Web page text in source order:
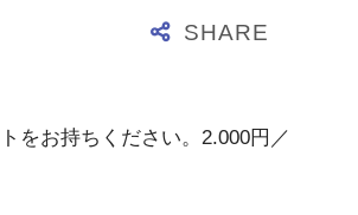
をお持ちください。2.000円／